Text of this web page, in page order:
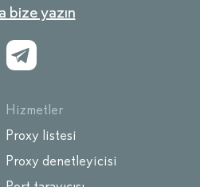
bize yazın
Hizmetler
Proxy listesi
Proxy denetleyicisi